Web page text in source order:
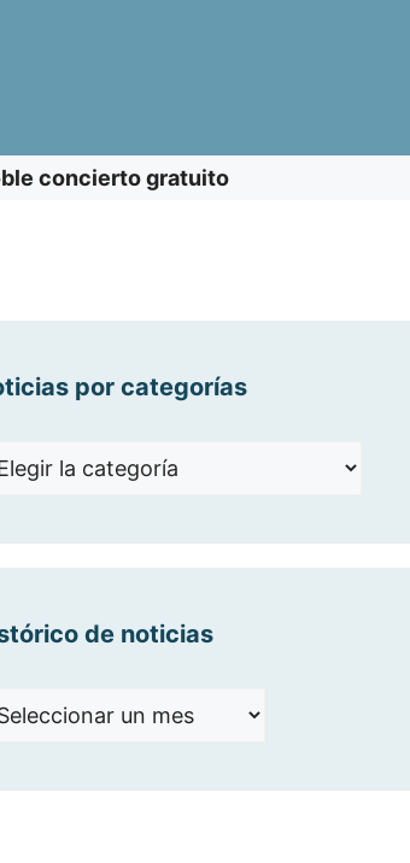
concierto gratuito
por categorías
de noticias